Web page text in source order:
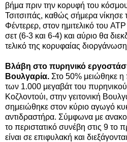
βήμα πριν την κορυφή του κόσμου
Τσιτσιπάς, καθώς σήμερα νίκησε
Φέντερερ, στον ημιτελικό του
σετ (6-3 και 6-4) και αύριο θα
τελικό της κορυφαίας
Βλάβη στο πυρηνικό
Βουλγαρία. Στο 50% μειώθηκε
των 1.000 μεγαβάτ του
Κοζλοντούι, στην γειτονική
σημειώθηκε στον κύριο αγωγό
αντιδραστήρα. Σύμφωνα με
το περιστατικό συνέβη στις 9 το
είναι σε επιφυλακή και